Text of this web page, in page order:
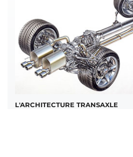
L'ARCHITECTURE TRANSAXLE